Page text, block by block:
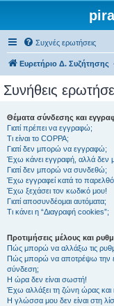
Συχνές ερωτήσεις
Ευρετήριο Δ. Συζήτησης
Συνήθεις
Θέματα σύνδεσης και
Γιατί πρέπει να εγγραφώ;
Τι είναι το COPPA;
Γιατί δεν μπορώ να εγγραφώ;
Έχω κάνει εγγραφή, αλλά
Γιατί δεν μπορώ να συνδεθώ;
Έχω εγγραφεί κατά το
Έχω ξεχάσει τον κωδικό μου!
Γιατί αποσυνδέομαι αυτόματα;
Τι κάνει η “Διαγραφή cookies”;
Προτιμήσεις μέλους και
Πώς μπορώ να αλλάξω τις
Πώς μπορώ να αποτρέψω την
σύνδεση;
Η ώρα δεν είναι σωστή!
Έχω αλλάξει τη ζώνη ώρας και
Η γλώσσα μου δεν είναι στη